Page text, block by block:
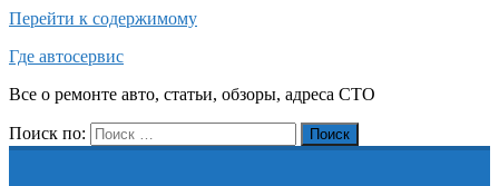
Перейти к содержимому
Где автосервис
Все о ремонте авто, статьи, обзоры, адреса СТО
Поиск по: Поиск